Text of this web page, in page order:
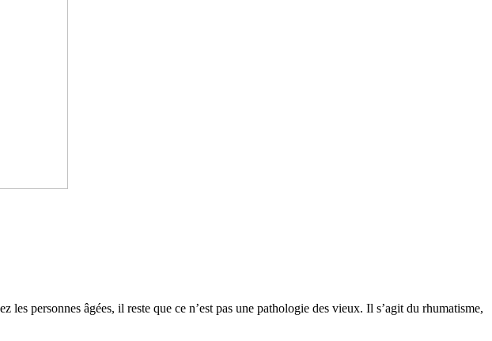
personnes âgées, il reste que ce n’est pas une pathologie des vieux. Il s’agit du rhumatisme,